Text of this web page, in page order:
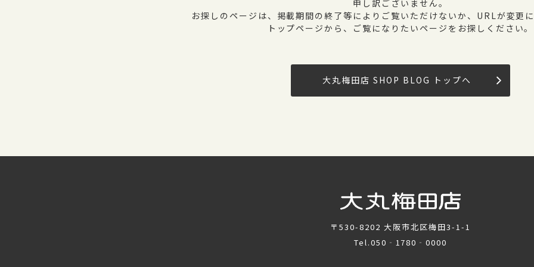
申し訳ございません。
お探しのページは、掲載期間の終了等によりご覧いただけないか、URLが変更に
トップページから、ご覧になりたいページをお探しください。
大丸梅田店 SHOP BLOG トップへ
〒530-8202大阪市北区梅田3-1-1
Tel.050‐1780‐0000